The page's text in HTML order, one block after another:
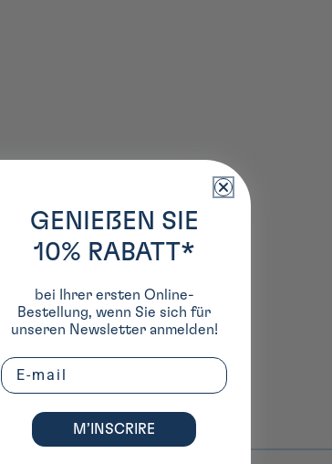
GENIEßEN SIE
10% RABATT*
bei Ihrer ersten Online-
Bestellung, wenn Sie sich für
unseren Newsletter anmelden!
Email
M’INSCRIRE